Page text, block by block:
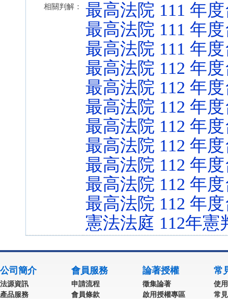
相關判解：
最高法院 111 年
最高法院 111 年
最高法院 111 年
最高法院 112 年
最高法院 112 年
最高法院 112 年
最高法院 112 年
最高法院 112 年
最高法院 112 年
最高法院 112 年
最高法院 112 年
憲法法庭 112年憲
公司簡介
法源資訊
產品服務
會員服務
申請流程
會員條款
論著授權
徵集論著
啟用授權專區
常
使
常